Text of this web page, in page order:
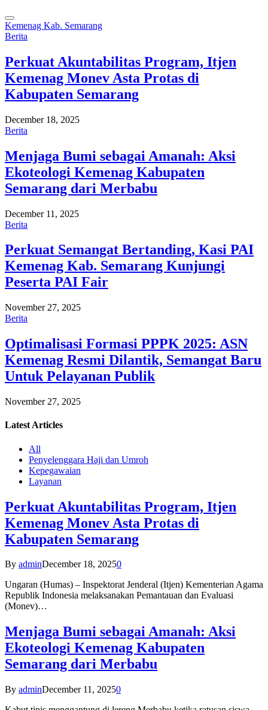
Kemenag Kab. Semarang
Berita
Perkuat Akuntabilitas Program, Itjen
Kemenag Monev Asta Protas di
Kabupaten Semarang
December 18, 2025
Berita
Menjaga Bumi sebagai Amanah: Aksi
Ekoteologi Kemenag Kabupaten
Semarang dari Merbabu
December 11, 2025
Berita
Perkuat Semangat Bertanding, Kasi PAI
Kemenag Kab. Semarang Kunjungi
Peserta PAI Fair
November 27, 2025
Berita
Optimalisasi Formasi PPPK 2025: ASN
Kemenag Resmi Dilantik, Semangat Baru
Untuk Pelayanan Publik
November 27, 2025
Latest Articles
All
Penyelenggara Haji dan Umroh
Kepegawaian
Layanan
Perkuat Akuntabilitas Program, Itjen
Kemenag Monev Asta Protas di
Kabupaten Semarang
By adminDecember 18, 20250
Ungaran (Humas) – Inspektorat Jenderal (Itjen) Kementerian Agama
Republik Indonesia melaksanakan Pemantauan dan Evaluasi
(Monev)…
Menjaga Bumi sebagai Amanah: Aksi
Ekoteologi Kemenag Kabupaten
Semarang dari Merbabu
By adminDecember 11, 20250